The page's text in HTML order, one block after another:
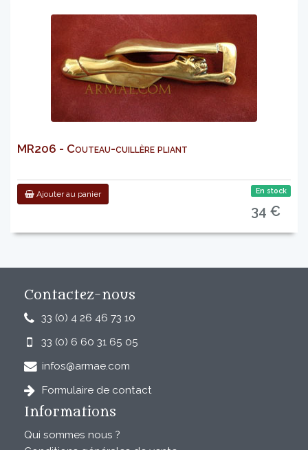
MR206 - Couteau-cuillère pliant
Ajouter au panier En stock
34 €
Contactez-nous
33 (0) 4 26 46 73 10
33 (0) 6 60 31 65 05
infos@armae.com
Formulaire de contact
Informations
Qui sommes nous ?